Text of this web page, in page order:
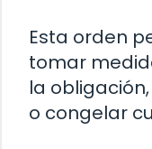
Esta orden
tomar
la
o congelar